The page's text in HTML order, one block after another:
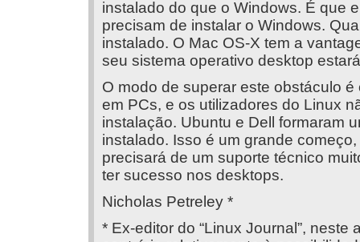
instalado do que o Windows. É que
precisam de instalar o Windows.
instalado. O Mac OS-X tem a
seu sistema operativo desktop
O modo de superar este obstáculo
em PCs, e os utilizadores do Linux
instalação. Ubuntu e Dell formaram
instalado. Isso é um grande
precisará de um suporte técnico
ter sucesso nos desktops.
Nicholas Petreley *
* Ex-editor do “Linux Journal”,